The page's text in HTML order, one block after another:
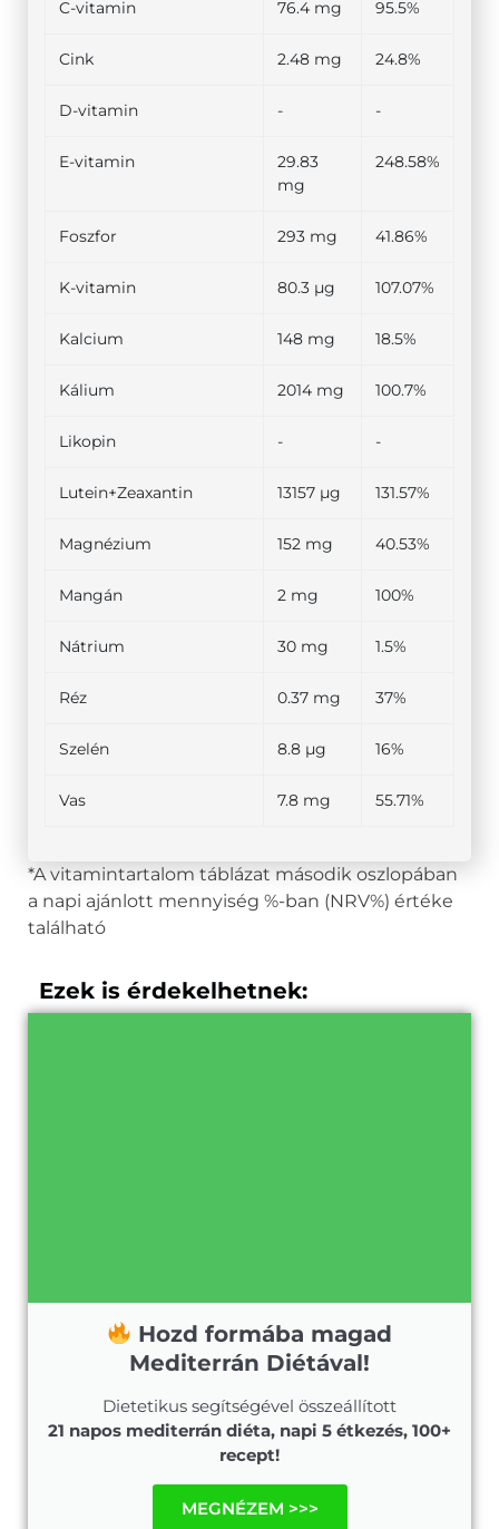
C-vitamin 76.4 mg 95.5%
Cink 2.48 mg 24.8%
D-vitamin - -
E-vitamin
29.83
mg
248.58%
Foszfor 293 mg 41.86%
K-vitamin 80.3 µg 107.07%
Kalcium 148 mg 18.5%
Kálium 2014 mg 100.7%
Likopin - -
Lutein+Zeaxantin 13157 µg 131.57%
Magnézium 152 mg 40.53%
Mangán 2 mg 100%
Nátrium 30 mg 1.5%
Réz 0.37 mg 37%
Szelén 8.8 µg 16%
Vas 7.8 mg 55.71%
*A vitamintartalom táblázat második oszlopában
a napi ajánlott mennyiség %-ban (NRV%) értéke
található
Ezek is érdekelhetnek:
Hozd formába magad
Mediterrán Diétával!
Dietetikus segítségével összeállított
21 napos mediterrán diéta, napi 5 étkezés, 100+
recept!
MEGNÉZEM >>>